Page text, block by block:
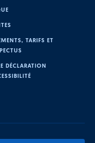
TARIFS ET
DÉCLARATION